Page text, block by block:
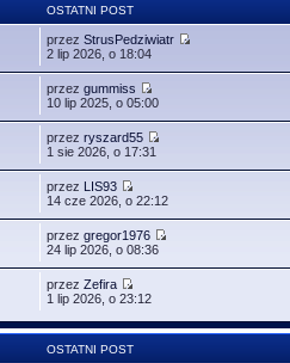
OSTATNI POST
przezStrusPedziwiatr
2 lip 2026, o 18:04
przezgummiss
10 lip 2025, o 05:00
przezryszard55
1 sie 2026, o 17:31
przez LIS93
14 cze 2026, o 22:12
przezgregor1976
24 lip 2026, o 08:36
przezZefira
1 lip 2026, o 23:12
OSTATNI POST